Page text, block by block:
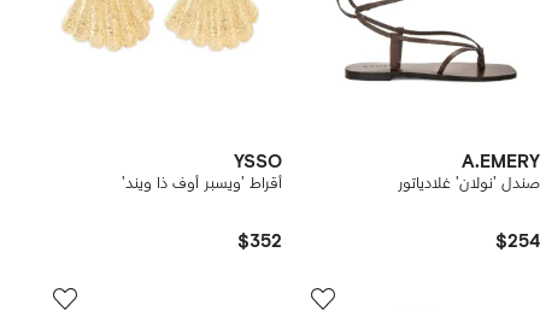
A.EMERY
صندل 'نولان' غلادياتور
$254
YSSO
أقراط 'ويسبر أوف ذا ويند'
$352